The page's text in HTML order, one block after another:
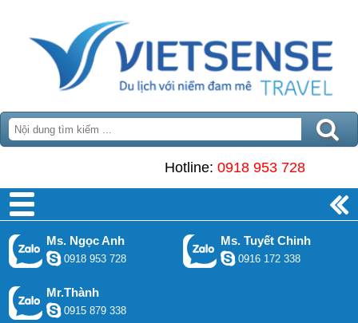
Hotline: 0918 953 728
Ms. Ngọc Anh
0918 953 728
Ms. Tuyết Chinh
0916 172 338
Mr.Thành
0915 879 338